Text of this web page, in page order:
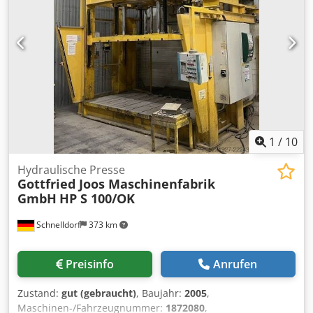
2008 Betriebsspannung: 400 V / 50 Hz Leistungsaufnahme:
55,5 kW Hydraulikzylinder: 8 × 125 mm + 2 × 40 mm
Credpfx Aljyc Eukensf Betriebsdruck: 245 bar Pressfläche:
4200 × 1400 mm (L × B) Gesamtpresskraft: 2400 kN
Zustand: sehr gut Dokumentation: vollständig Wichtiger
Hinweis: Die Maschine verfügt über kein
Steuerungsprogramm. STICHWORTE: Hydraulikpresse,
Durchlaufpresse, Industriepressen, Beschichtungspresse,
Plattenbearbeitungsmaschinen, Produktionslinien,
Industriemaschinen, JOOS, Siempelkamp, Orma,
Italpresse, Dieffenbacher, Bürkle, Langzauner
1 / 10
Schnelldorf 373 km
Hydraulische Presse
Gottfried Joos Maschinenfabrik
GmbH HP S 100/OK
Preisinfo Anrufen
Zustand: gut (gebraucht), Baujahr: 2005,
Maschinen-/Fahrzeugnummer: 1872080,